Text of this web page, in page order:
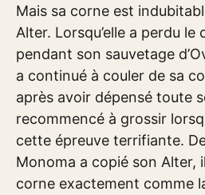
Mais sa corne est
Alter. Lorsqu’elle a perdu
pendant son sauvetage
a continué à couler de sa
après avoir dépensé toute
recommencé à grossir
cette épreuve terrifiante.
Monoma a copié son Alter,
corne exactement comme